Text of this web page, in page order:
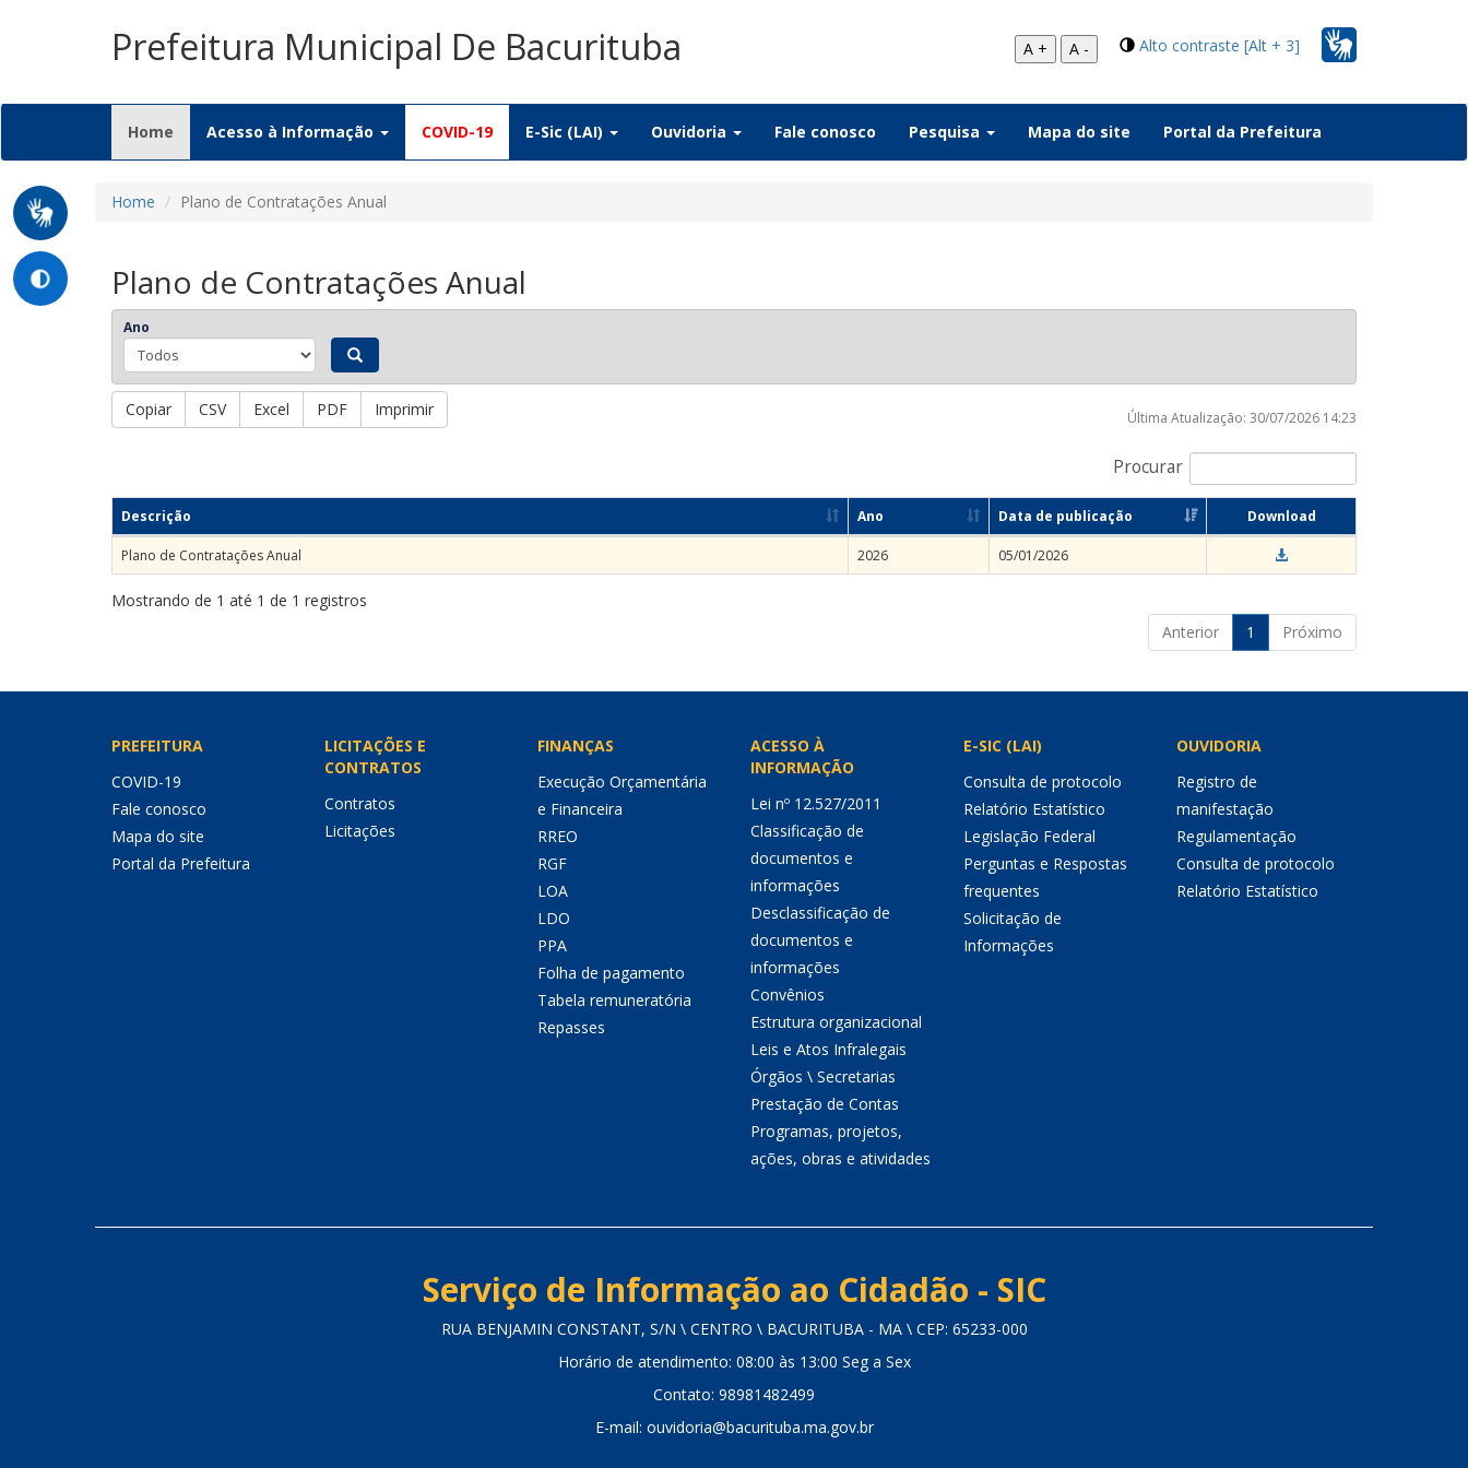
Prefeitura Municipal De Bacurituba Alto contraste [Alt + 3]
A + A -
Home (current)
Acesso à Informação COVID-19 E-Sic (LAI) Ouvidoria Fale conosco Pesquisa Mapa do site Portal da Prefeitura
Home Plano de Contratações Anual
Plano de Contratações Anual
Ano
Copiar CSV Excel PDF Imprimir
Procurar
Última Atualização: 30/07/2026 14:23
Descrição Ano Data de publicação Download
Plano de Contratações Anual 2026 05/01/2026
Mostrando de 1 até 1 de 1 registros
Anterior
1 Próximo
PREFEITURA
COVID-19
Fale conosco
Mapa do site
Portal da Prefeitura
LICITAÇÕES E
CONTRATOS
Contratos
Licitações
FINANÇAS
Execução Orçamentária
e Financeira
RREO
RGF
LOA
LDO
PPA
Folha de pagamento
Tabela remuneratória
Repasses
ACESSO À
INFORMAÇÃO
Lei nº 12.527/2011
Classificação de
documentos e
informações
Desclassificação de
documentos e
informações
Convênios
Estrutura organizacional
Leis e Atos Infralegais
Órgãos \ Secretarias
Prestação de Contas
Programas, projetos,
ações, obras e atividades
E-SIC (LAI)
Consulta de protocolo
Relatório Estatístico
Legislação Federal
Perguntas e Respostas
frequentes
Solicitação de
Informações
OUVIDORIA
Registro de
manifestação
Regulamentação
Consulta de protocolo
Relatório Estatístico
Serviço de Informação ao Cidadão - SIC
RUA BENJAMIN CONSTANT, S/N \ CENTRO \ BACURITUBA - MA \ CEP: 65233-000
Horário de atendimento: 08:00 às 13:00 Seg a Sex
Contato: 98981482499
E-mail: ouvidoria@bacurituba.ma.gov.br